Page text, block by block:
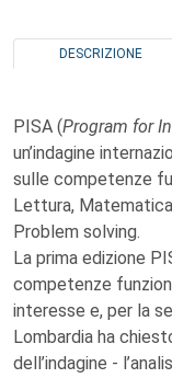
DESCRIZIONE
PISA (Program for
un’indagine
sulle competenze
Lettura,
Problem solving.
La prima edizione
competenze
interesse e, per la
Lombardia ha
dell’indagine -